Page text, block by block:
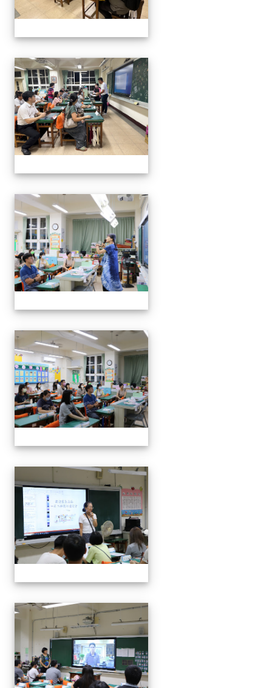
112班親會
112班親會
112班親會